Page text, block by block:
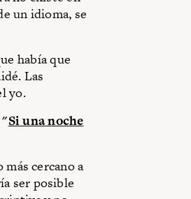
un idioma, se
había que
Las
yo.
Si una noche
cercano a
ser posible